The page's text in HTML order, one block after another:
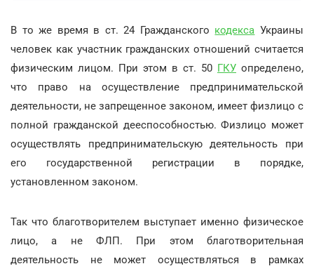
В то же время в ст. 24 Гражданского кодекса Украины
человек как участник гражданских отношений считается
физическим лицом. При этом в ст. 50 ГКУ определено,
что право на осуществление предпринимательской
деятельности, не запрещенное законом, имеет физлицо с
полной гражданской дееспособностью. Физлицо может
осуществлять предпринимательскую деятельность при
его государственной регистрации в порядке,
установленном законом.
Так что благотворителем выступает именно физическое
лицо, а не ФЛП. При этом благотворительная
деятельность не может осуществляться в рамках